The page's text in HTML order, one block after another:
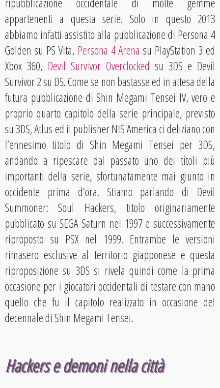
appartenenti a questa serie. Solo in questo 2013
abbiamo infatti assistito alla pubblicazione di Persona 4
Golden su PS Vita, Persona 4 Arena su PlayStation 3 ed
Xbox 360, Devil Survivor Overclocked su 3DS e Devil
Survivor 2 su DS. Come se non bastasse ed in attesa della
futura pubblicazione di Shin Megami Tensei IV, vero e
proprio quarto capitolo della serie principale, previsto
su 3DS, Atlus ed il publisher NIS America ci deliziano con
l’ennesimo titolo di Shin Megami Tensei per 3DS,
andando a ripescare dal passato uno dei titoli più
importanti della serie, sfortunatamente mai giunto in
occidente prima d’ora. Stiamo parlando di Devil
Summoner: Soul Hackers, titolo originariamente
pubblicato su SEGA Saturn nel 1997 e successivamente
riproposto su PSX nel 1999. Entrambe le versioni
rimasero esclusive al territorio giapponese e questa
riproposizione su 3DS si rivela quindi come la prima
occasione per i giocatori occidentali di testare con mano
quello che fu il capitolo realizzato in occasione del
decennale di Shin Megami Tensei.
Hackers e demoni nella città